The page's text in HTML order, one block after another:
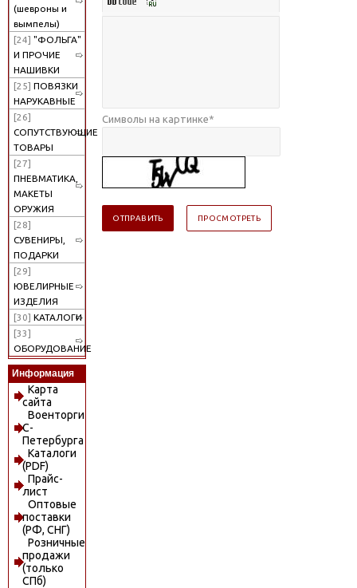
(шевроны и
вымпелы)
[24] "ФОЛЬГА"
И ПРОЧИЕ
НАШИВКИ
[25] ПОВЯЗКИ
НАРУКАВНЫЕ
[26]
СОПУТСТВУЮЩИЕ
ТОВАРЫ
[27]
ПНЕВМАТИКА,
МАКЕТЫ
ОРУЖИЯ
[28]
СУВЕНИРЫ,
ПОДАРКИ
[29]
ЮВЕЛИРНЫЕ
ИЗДЕЛИЯ
[30] КАТАЛОГИ
[33]
ОБОРУДОВАНИЕ
Информация
Карта
сайта
Военторги
С-
Петербурга
Каталоги
(PDF)
Прайс-
лист
Оптовые
поставки
(РФ, СНГ)
Розничные
продажи
(только
СПб)
Символы на картинке*